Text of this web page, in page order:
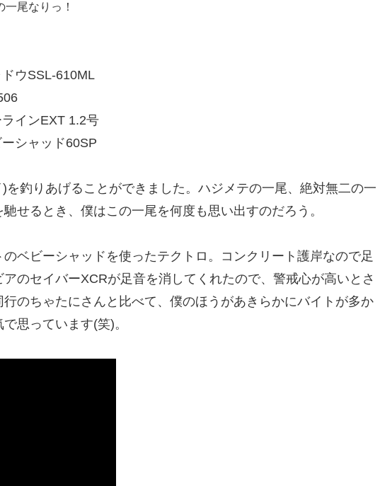
尾なりっ！
ウSSL-610ML
インEXT 1.2号
シャッド60SP
釣りあげることができました。ハジメテの一尾、絶対無二の一
せるとき、僕はこの一尾を何度も思い出すのだろう。
ベビーシャッドを使ったテクトロ。コンクリート護岸なので足
のセイバーXCRが足音を消してくれたので、警戒心が高いとさ
のちゃたにさんと比べて、僕のほうがあきらかにバイトが多か
思っています(笑)。